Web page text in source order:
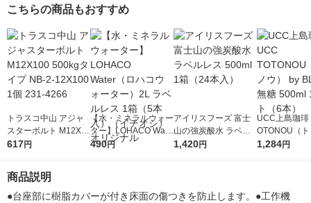
こちらの商品もおすすめ
トラスコ中山 アジャ
スターボルト M12X1
00 500kgタイプ NB-2
617円
【水・ミネラルウォー
ター】LOHACO Wate
r（ロハコウォータ
490円
アイリスフーズ 富士
山の強炭酸水 ラベル
レス 500ml 1箱（24
1,420円
UCC上島珈琲
OTONOU（
ウ） by
1,284円
商品説明
●台座部に樹脂カバーが付き床面の傷つきを防止します。●工作機